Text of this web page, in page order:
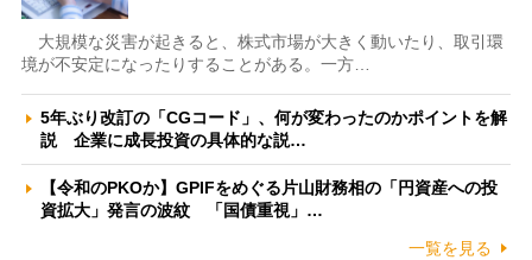
大規模な災害が起きると、株式市場が大きく動いたり、取引環
境が不安定になったりすることがある。一方…
5年ぶり改訂の「CGコード」、何が変わったのかポイントを解
説 企業に成長投資の具体的な説…
【令和のPKOか】GPIFをめぐる片山財務相の「円資産への投
資拡大」発言の波紋 「国債重視」…
一覧を見る